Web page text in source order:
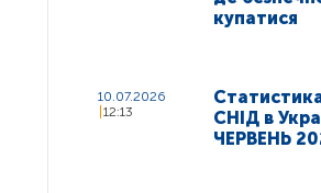
купатися
10.07.2026
12:13
СНІД в
ЧЕРВЕНЬ